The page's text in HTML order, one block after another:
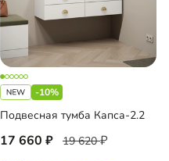
-10%
Подвесная тумба Капса-2.2
17 660 19 620